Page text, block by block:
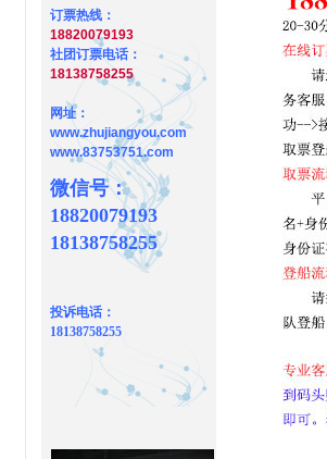
订票热线：
18820079193
社团订票电话：
18138758255
网址：
www.zhujiangyou.com
www.83753751.com
微信号：
18820079193
18138758255
投诉电话：
18138758255